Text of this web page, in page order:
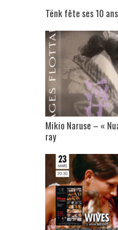
Tënk fête ses 10
Mikio Naruse – «
ray